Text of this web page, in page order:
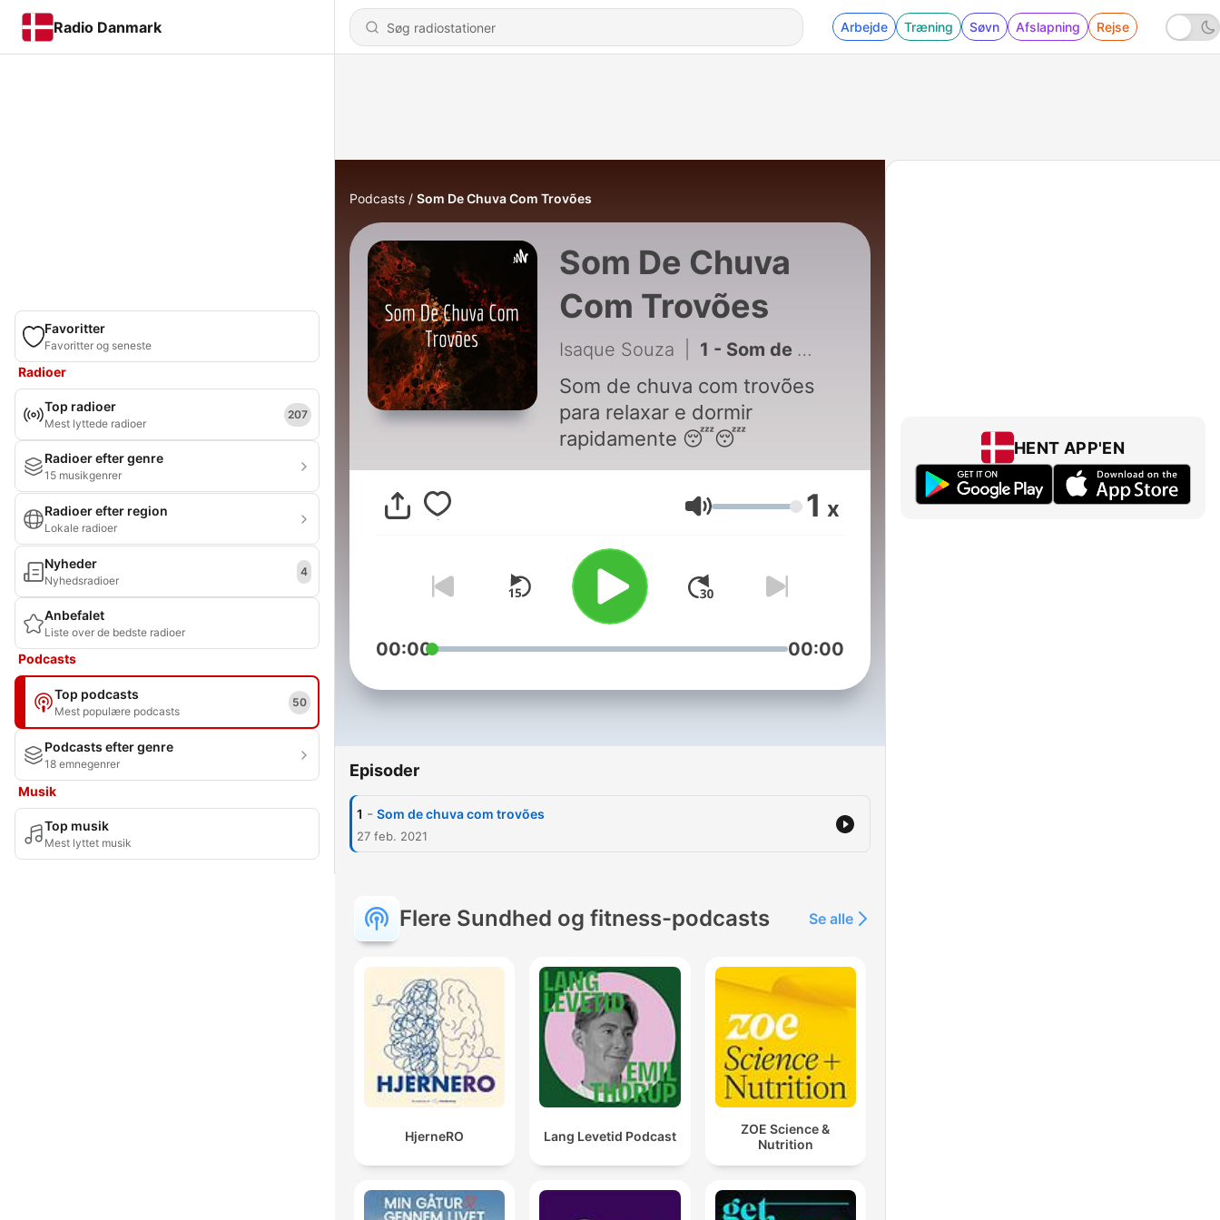
Radio Danmark Arbejde Træning Søvn Afslapning Rejse
Favoritter
Favoritter og seneste
Radioer
Top radioer
Mest lyttede radioer
207
Radioer efter genre
15 musikgenrer
Radioer efter region
Lokale radioer
Nyheder
Nyhedsradioer
4
Anbefalet
Liste over de bedste radioer
Podcasts
Top podcasts
Mest populære podcasts
50
Podcasts efter genre
18 emnegenrer
Musik
Top musik
Mest lyttet musik
Podcasts Som De Chuva Com Trovões
Som De Chuva
Com Trovões
Isaque Souza 1 - Som de chuva com trovões
Som de chuva com trovões
para relaxar e dormir
rapidamente 😴😴
Lydstyrke 1 x
00:00 00:00
Episoder
1 - Som de chuva com trovões
27 feb. 2021
Flere Sundhed og fitness-podcasts Se alle
HjerneRO Lang Levetid Podcast
ZOE Science &
Nutrition
HENT APP'EN